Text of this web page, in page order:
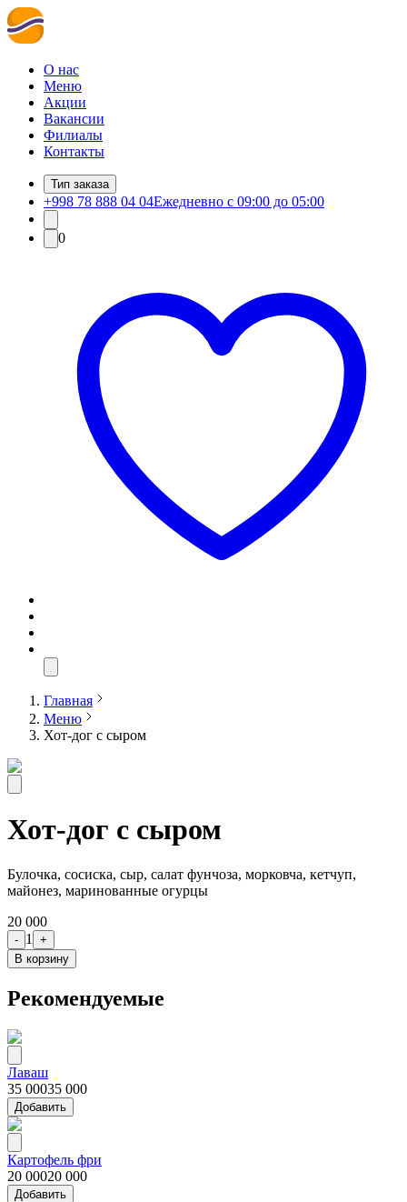
О нас
Меню
Акции
Вакансии
Филиалы
Контакты
Тип заказа
+998 78 888 04 04Ежедневно с 09:00 до 05:00
0
Главная
Меню
Хот-дог с сыром
Хот-дог с сыром
Булочка, сосиска, сыр, салат фунчоза, морковча, кетчуп,
майонез, маринованные огурцы
20 000
- 1
+
В корзину
Рекомендуемые
Лаваш
35 00035 000
Добавить
Картофель фри
20 00020 000
Добавить